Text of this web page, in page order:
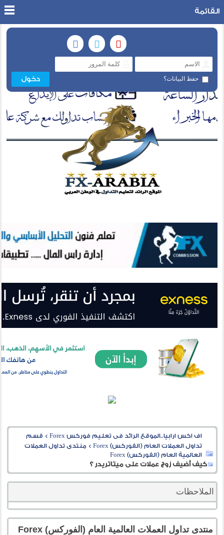
حفظ البيانات؟
القائمة
اف اكس ارابيا..الموقع الرائد فى تعليم فوركس Forex > قسم
تداول العملات العام (الفوركس) Forex
> منتدى تداول العملات
العالمية العام (الفوركس) Forex
كيف أضيف زوج عملات على ميتاتريدر ؟
الملاحظات
منتدى تداول العملات العالمية العام (الفوركس) Forex